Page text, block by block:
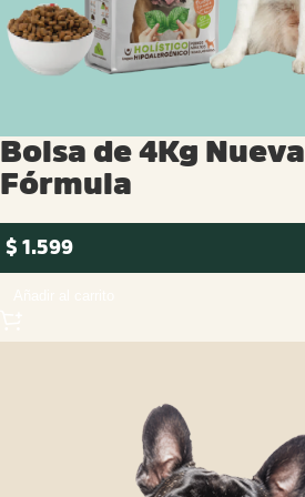
Bolsa de 4Kg Nueva
Fórmula
$ 1.599